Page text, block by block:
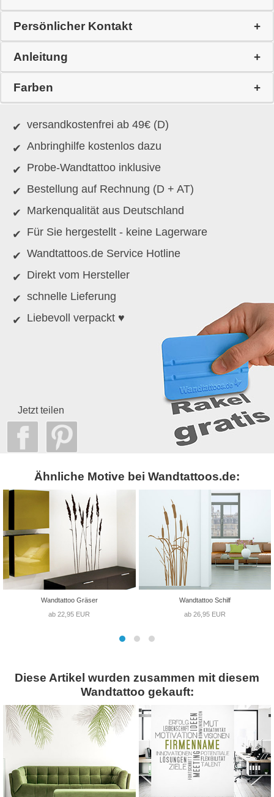
Persönlicher Kontakt
Anleitung
Farben
versandkostenfrei ab 49€ (D)
Anbringhilfe kostenlos dazu
Probe-Wandtattoo inklusive
Bestellung auf Rechnung (D + AT)
Markenqualität aus Deutschland
Für Sie hergestellt - keine Lagerware
Wandtattoos.de Service Hotline
Direkt vom Hersteller
schnelle Lieferung
Liebevoll verpackt ♥
Jetzt teilen
Ähnliche Motive bei Wandtattoos.de:
Wandtattoo Gräser
ab 22,95 EUR
Wandtattoo Schilf
ab 26,95 EUR
Diese Artikel wurden zusammen mit diesem
Wandtattoo gekauft: